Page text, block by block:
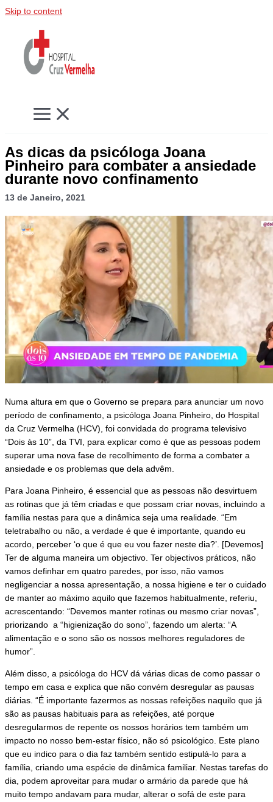
Skip to content
As dicas da psicóloga Joana
Pinheiro para combater a ansiedade
durante novo confinamento
13 de Janeiro, 2021
Numa altura em que o Governo se prepara para anunciar um novo
período de confinamento, a psicóloga Joana Pinheiro, do Hospital
da Cruz Vermelha (HCV), foi convidada do programa televisivo
“Dois às 10”, da TVI, para explicar como é que as pessoas podem
superar uma nova fase de recolhimento de forma a combater a
ansiedade e os problemas que dela advêm.
Para Joana Pinheiro, é essencial que as pessoas não desvirtuem
as rotinas que já têm criadas e que possam criar novas, incluindo a
família nestas para que a dinâmica seja uma realidade. “Em
teletrabalho ou não, a verdade é que é importante, quando eu
acordo, perceber ‘o que é que eu vou fazer neste dia?’. [Devemos]
Ter de alguma maneira um objectivo. Ter objectivos práticos, não
vamos definhar em quatro paredes, por isso, não vamos
negligenciar a nossa apresentação, a nossa higiene e ter o cuidado
de manter ao máximo aquilo que fazemos habitualmente, referiu,
acrescentando: “Devemos manter rotinas ou mesmo criar novas”,
priorizando a “higienização do sono”, fazendo um alerta: “A
alimentação e o sono são os nossos melhores reguladores de
humor”.
Além disso, a psicóloga do HCV dá várias dicas de como passar o
tempo em casa e explica que não convém desregular as pausas
diárias. “É importante fazermos as nossas refeições naquilo que já
são as pausas habituais para as refeições, até porque
desregularmos de repente os nossos horários tem também um
impacto no nosso bem-estar físico, não só psicológico. Este plano
que eu indico para o dia faz também sentido estipulá-lo para a
família, criando uma espécie de dinâmica familiar. Nestas tarefas do
dia, podem aproveitar para mudar o armário da parede que há
muito tempo andavam para mudar, alterar o sofá de este para